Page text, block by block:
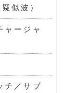
似波）
ャージャ
チ／サブ